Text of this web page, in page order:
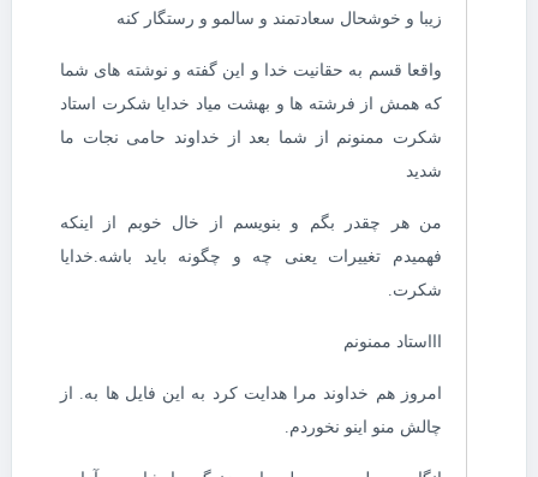
زیبا و خوشحال سعادتمند و سالمو و رستگار کنه
واقعا قسم به حقانیت خدا و این گفته و نوشته های شما
که همش از فرشته ها و بهشت میاد خدایا شکرت استاد
شکرت ممنونم از شما بعد از خداوند حامی نجات ما
شدید
من هر چقدر بگم و بنویسم از خال خوبم از اینکه
فهمیدم تغییرات یعنی چه و چگونه باید باشه.خدایا
شکرت.
اااستاد ممنونم
امروز هم خداوند مرا هدایت کرد به این فایل ها به. از
چالش منو اینو نخوردم.